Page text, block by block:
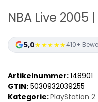
NBA Live 2005
5,0★★★★★410+
Artikelnummer:148901
GTIN: 5030932039255
Kategorie:PlayStation 2